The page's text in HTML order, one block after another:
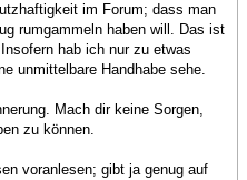
im Forum; dass man
rumgammeln haben will. Das ist
hab ich nur zu etwas
unmittelbare Handhabe sehe.
Mach dir keine Sorgen,
zu können.
voranlesen; gibt ja genug auf